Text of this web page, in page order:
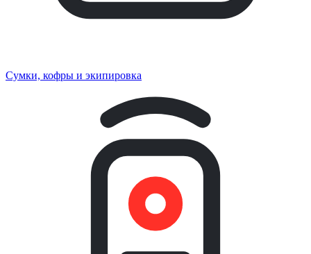
Сумки, кофры и экипировка